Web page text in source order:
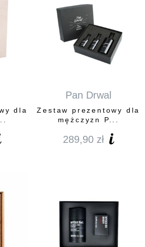
dla
Pan Drwal
Zestaw prezentowy dla
mężczyzn P...
289,90 zł